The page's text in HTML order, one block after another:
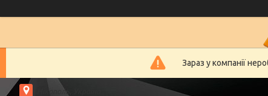
Зараз у компанії
Нікополь, Україна